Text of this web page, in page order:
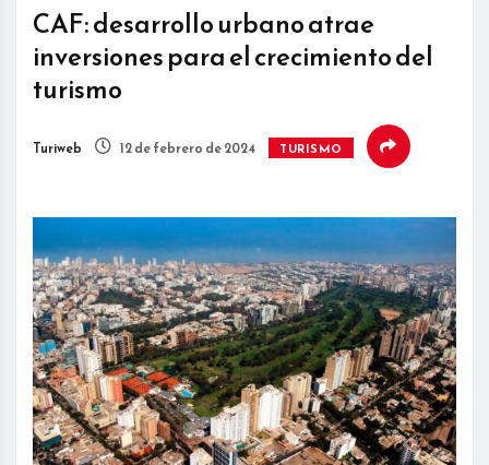
CAF: desarrollo urbano atrae
inversiones para el crecimiento del
turismo
Turiweb 12 de febrero de 2024 TURISMO